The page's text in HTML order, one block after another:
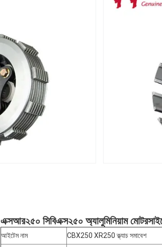
এক্সআর২৫০ সিবিএক্স২৫০ অ্যালুমিনিয়াম
আইটেম নাম CBX250 XR250 ক্ল্যাচ সমাবেশ